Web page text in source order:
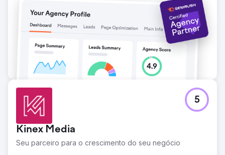
Kinex Media
Seu parceiro para o crescimento do seu negócio
5